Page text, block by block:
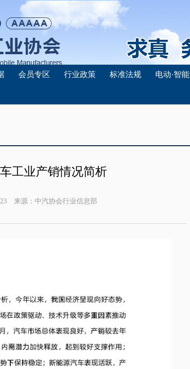
会员专区 行业政策 标准法规 电动·智能
工业产销情况简析
来源： 中汽协会行业信息部